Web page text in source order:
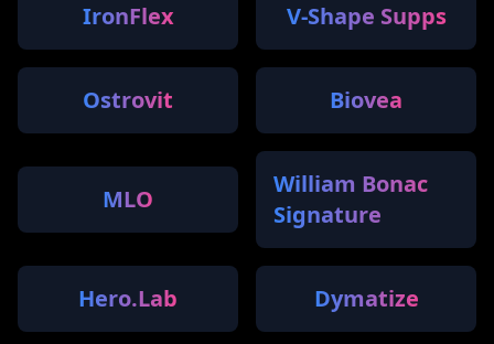
IronFlex V-Shape Supps
Ostrovit Biovea
MLO
William Bonac
Signature
Hero.Lab Dymatize